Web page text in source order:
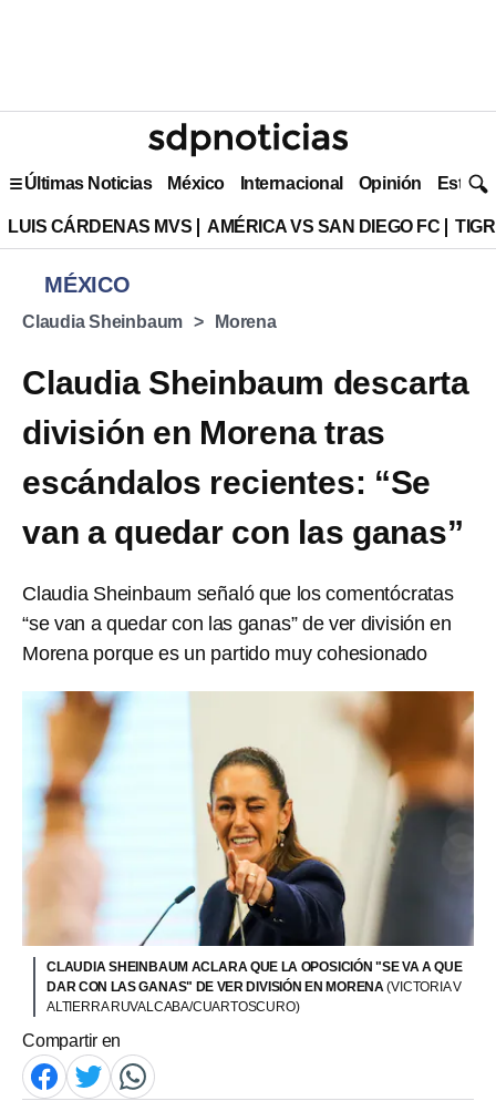
Últimas Noticias México Internacional Opinión Estilo
LUIS CÁRDENAS MVS AMÉRICA VS SAN DIEGO FC
MÉXICO
Claudia Sheinbaum Morena
Claudia Sheinbaum descarta
división en Morena tras
escándalos recientes: “Se
van a quedar con las ganas”
Claudia Sheinbaum señaló que los comentócratas
“se van a quedar con las ganas” de ver división en
Morena porque es un partido muy cohesionado
CLAUDIA SHEINBAUM ACLARA QUE LA OPOSICIÓN "SE VA A QUE
DAR CON LAS GANAS" DE VER DIVISIÓN EN MORENA(VICTORIA V
ALTIERRA RUVALCABA/CUARTOSCURO)
Compartir en